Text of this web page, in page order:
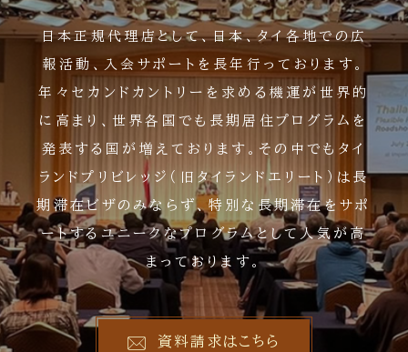
日本正規代理店として、日本、タイ各地での広
報活動、入会サポートを長年行っております。
年々セカンドカントリーを求める機運が世界的
に高まり、世界各国でも長期居住プログラムを
発表する国が増えております。その中でもタイ
ランドプリビレッジ（旧タイランドエリート）は長
期滞在ビザのみならず、特別な長期滞在をサポ
ートするユニークなプログラムとして人気が高
まっております。
資料請求はこちら